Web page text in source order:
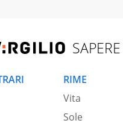
SAPERE
RIME
Vita
Sole